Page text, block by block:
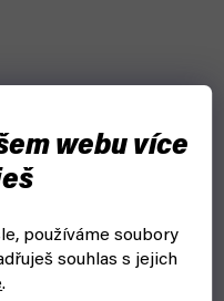
webu více
používáme soubory
souhlas s jejich
.